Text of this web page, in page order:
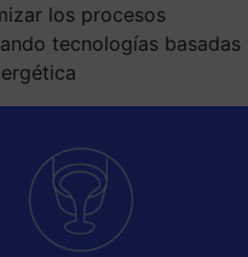
los procesos
tecnologías basadas